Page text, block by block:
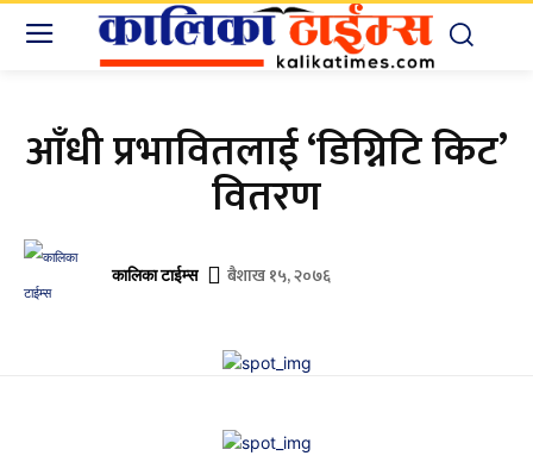
आँधी प्रभावितलाई ‘डिग्निटि किट’
वितरण
कालिका टाईम्स बैशाख १५, २०७६